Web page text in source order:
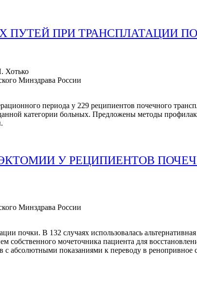
ПРИ ТРАНСПЛАТАЦИИ
Хотько
Минздрава России
периода у 229 реципиентов почечного
категории больных. Предложены методы
У РЕЦИПИЕНТОВ
Минздрава России
почки. В 132 случаях использовалась
мочеточника пациента для
с абсолютными показаниями к переводу в ренопривное